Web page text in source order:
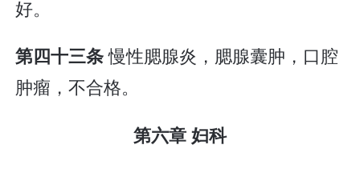
好。
第四十三条慢性腮腺炎，腮腺囊肿，口腔
肿瘤，不合格。
第六章 妇科